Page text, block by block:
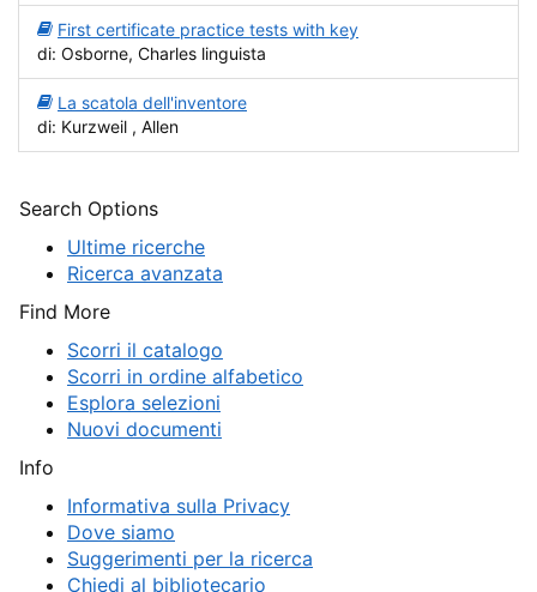
First certificate practice tests with key
di: Osborne, Charles linguista
La scatola dell'inventore
di: Kurzweil , Allen
Search Options
Ultime ricerche
Ricerca avanzata
Find More
Scorri il catalogo
Scorri in ordine alfabetico
Esplora selezioni
Nuovi documenti
Info
Informativa sulla Privacy
Dove siamo
Suggerimenti per la ricerca
Chiedi al bibliotecario